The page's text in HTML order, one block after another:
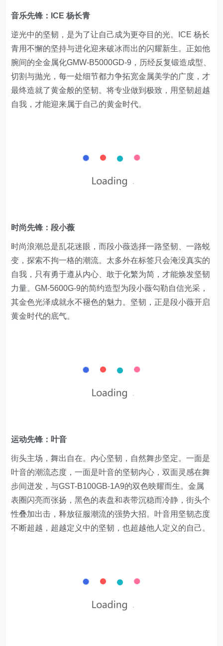
音乐先锋： ICE 杨长青
逆光中的坚韧，是为了让自己成为更夺目的光。ICE 杨长
青用不懈的坚持与进化迎来破冰而出的闪耀新生。正如他
腕间的全金属化GMW-B5000GD-9，历经反复锻造成型、
切割与抛光，每一处细节都力争拓宽金属美学的广度，才
最终造就了黄金般的坚韧。将专业做到极致，用坚韧超越
自我，才能迎来属于自己的黄金时代。
时尚先锋：段小薇
时尚浪潮总是乱花迷眼，而段小薇选择一路坚韧、一路蜕
变，探索不拘一格的潮流。太多外在标签只会淹没真实的
自我，只有勇于遵从内心、敢于化繁为简，才能焕发坚韧
力量。GM-5600G-9的简约造型为段小薇勾勒自信光采，
其金色光泽成就永不褪色的魅力。坚韧，正是段小薇开启
黄金时代的底气。
运动先锋：叶音
街头主场，舞出自在。内心坚韧，自然舞步坚定。一面是
叶音的潮流态度，一面是叶音的坚韧内心，双面灵感在舞
步间迸发，与GST-B100GB-1A9的双色映耀而生。金属
表圈闪亮而张扬，黑色的表盘和表带沉稳而冷静，街头个
性叠加出击，释放征服潮流的强势大招。叶音用坚韧态度
不断超越，超越定义中的坚韧，也超越他人定义的自己。